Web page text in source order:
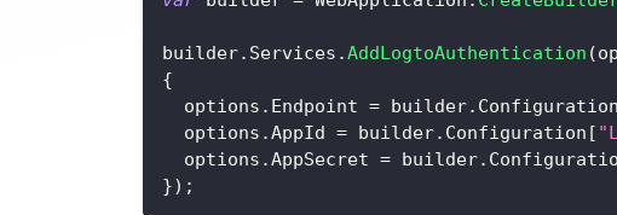
builder. Services .AddLogtoAuthentication (
{
  options
. Endpoint = builder. Configuration
  options
.AppId = builder. Configuration [
  options
.AppSecret = builder.
}) ;